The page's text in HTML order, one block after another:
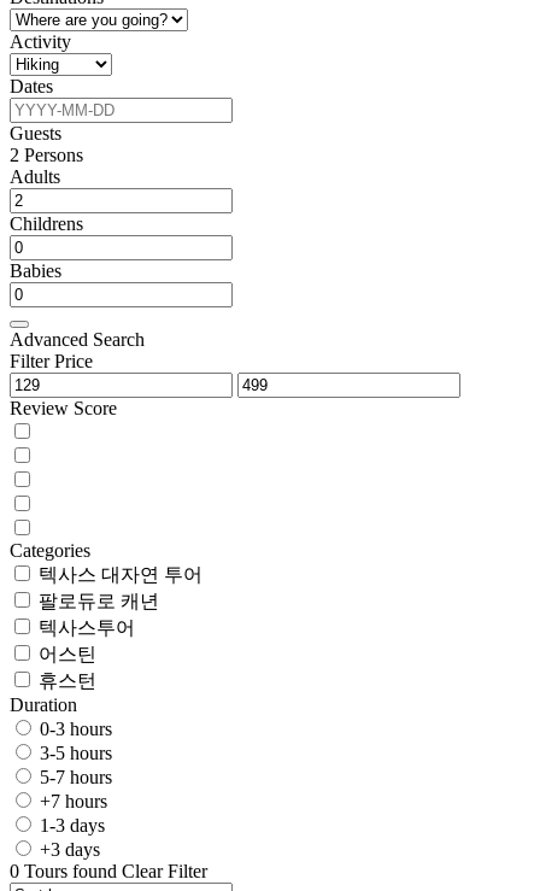
Activity
Dates
Guests
2 Persons
Adults
Childrens
Babies
Advanced Search
Filter Price
Review Score
Categories
텍사스 대자연 투어
팔로듀로 캐년
텍사스투어
어스틴
휴스턴
Duration
0-3 hours
3-5 hours
5-7 hours
+7 hours
1-3 days
+3 days
0 Tours found Clear Filter